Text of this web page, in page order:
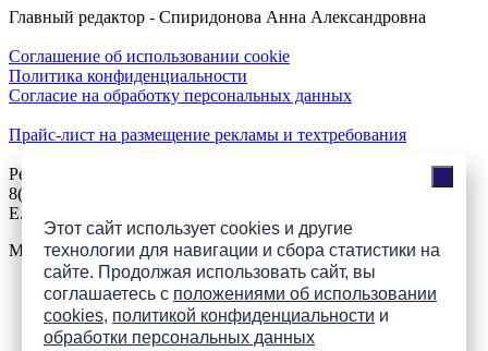
Этот сайт использует cookies и другие
технологии для навигации и сбора статистики на
сайте. Продолжая использовать сайт, вы
соглашаетесь с положениями об использовании
cookies, политикой конфиденциальности и
обработки персональных данных
Главный редактор - Спиридонова Анна Александровна
Соглашение об использовании cookie
Политика конфиденциальности
Согласие на обработку персональных данных
Прайс-лист на размещение рекламы и техтребования
Реклама на сайте
8(921)508-52-62, телефон 8(8112) 500-131
E.Sezeikina@mhpsk.ru
Меню
Слушать радио «7 небо» онлайн